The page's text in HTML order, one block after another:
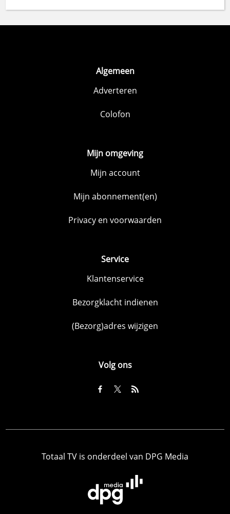
Algemeen
Adverteren
Colofon
Mijn omgeving
Mijn account
Mijn abonnement(en)
Privacy en voorwaarden
Service
Klantenservice
Bezorgklacht indienen
(Bezorg)adres wijzigen
Volg ons
Totaal TV is onderdeel van DPG Media